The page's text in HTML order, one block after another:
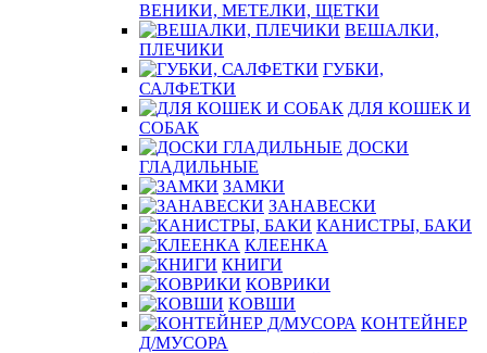
ВЕНИКИ, МЕТЕЛКИ, ЩЕТКИ
ВЕШАЛКИ,
ПЛЕЧИКИ
ГУБКИ,
САЛФЕТКИ
ДЛЯ КОШЕК И
СОБАК
ДОСКИ
ГЛАДИЛЬНЫЕ
ЗАМКИ
ЗАНАВЕСКИ
КАНИСТРЫ, БАКИ
КЛЕЕНКА
КНИГИ
КОВРИКИ
КОВШИ
КОНТЕЙНЕР
Д/МУСОРА